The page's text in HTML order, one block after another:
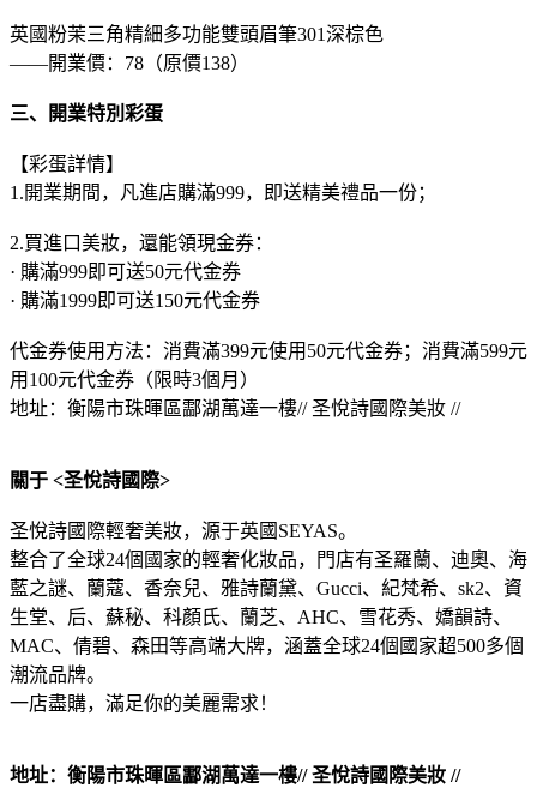
英國粉茉三角精細多功能雙頭眉筆301深棕色
——開業價：78（原價138）
三、開業特別彩蛋
【彩蛋詳情】
1.開業期間，凡進店購滿999，即送精美禮品一份；
2.買進口美妝，還能領現金券：
· 購滿999即可送50元代金券
· 購滿1999即可送150元代金券
代金券使用方法：消費滿399元使用50元代金券；消費滿599元
用100元代金券（限時3個月）
地址：衡陽市珠暉區酃湖萬達一樓// 圣悅詩國際美妝 //
關于 <圣悅詩國際>
圣悅詩國際輕奢美妝，源于英國SEYAS。
整合了全球24個國家的輕奢化妝品，門店有圣羅蘭、迪奧、海
藍之謎、蘭蔻、香奈兒、雅詩蘭黛、Gucci、紀梵希、sk2、資
生堂、后、蘇秘、科顏氏、蘭芝、AHC、雪花秀、嬌韻詩、
MAC、倩碧、森田等高端大牌，涵蓋全球24個國家超500多個
潮流品牌。
一店盡購，滿足你的美麗需求！
地址：衡陽市珠暉區酃湖萬達一樓// 圣悅詩國際美妝 //